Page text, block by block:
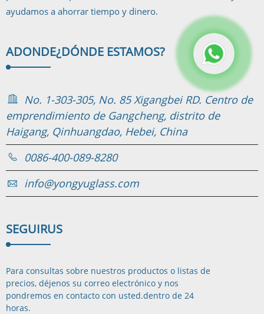
ayudamos a ahorrar tiempo y dinero.
ADONDE¿DÓNDE ESTAMOS?
No. 1-303-305, No. 85 Xigangbei RD. Centro de
emprendimiento de Gangcheng, distrito de
Haigang, Qinhuangdao, Hebei, China
0086-400-089-8280
info@yongyuglass.com
SEGUIRUS
Para consultas sobre nuestros productos o listas de
precios, déjenos su correo electrónico y nos
pondremos en contacto con usted.dentro de 24
horas.